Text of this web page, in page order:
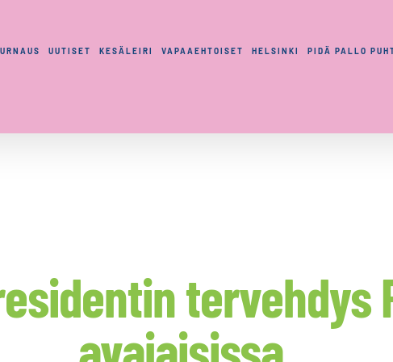
UUTISET KESÄLEIRI VAPAAEHTOISET HELSINKI PIDÄ PALLO
tervehdys